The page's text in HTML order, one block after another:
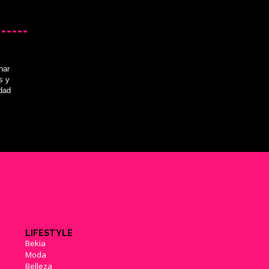
Nomura habla sobre los
cambios con respecto al
original
y
LIFESTYLE
Bekia
Moda
Belleza